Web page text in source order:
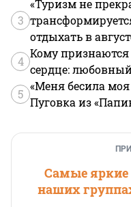
3
«Туризм не
отдыхать в
4
Кому
сердце:
5
«Меня бесила
Пуговка из
Самые яркие
наших